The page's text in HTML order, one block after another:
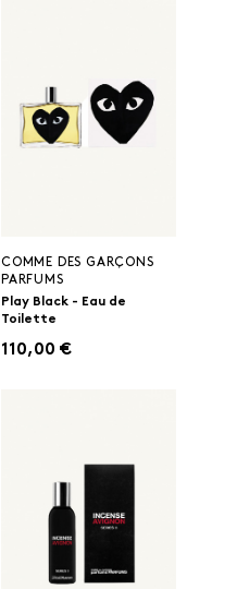
COMME DES GARÇONS
PARFUMS
Play Black - Eau de
Toilette
110,00 €